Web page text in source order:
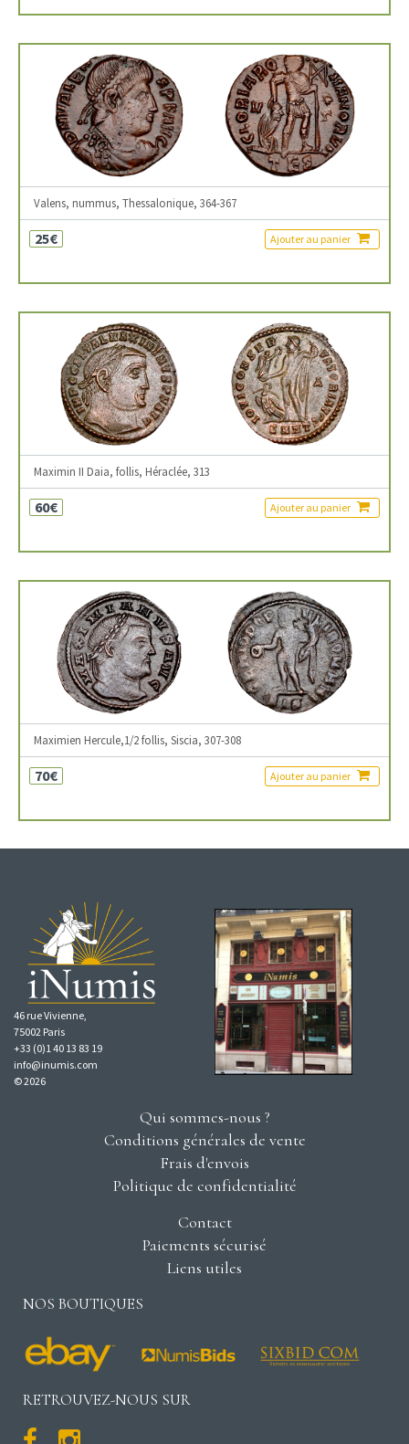
Valens, nummus, Thessalonique, 364-367
25€ Ajouter au panier
Maximin II Daia, follis, Héraclée, 313
60€ Ajouter au panier
Maximien Hercule,1/2 follis, Siscia, 307-308
70€ Ajouter au panier
46 rue Vivienne,
75002 Paris
+33 (0)1 40 13 83 19
info@inumis.com
© 2026
Qui sommes-nous ?
Conditions générales de vente
Frais d'envois
Politique de confidentialité
Contact
Paiements sécurisé
Liens utiles
NOS BOUTIQUES
RETROUVEZ-NOUS SUR